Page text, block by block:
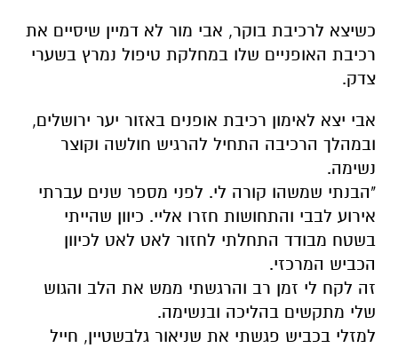
כשיצא לרכיבת בוקר, אבי מור לא דמיין שיסיים את
רכיבת האופניים שלו במחלקת טיפול נמרץ בשערי
צדק.
אבי יצא לאימון רכיבת אופנים באזור יער ירושלים,
ובמהלך הרכיבה התחיל להרגיש חולשה וקוצר
נשימה.
"הבנתי שמשהו קורה לי. לפני מספר שנים עברתי
אירוע לבבי והתחושות חזרו אליי. כיוון שהייתי
בשטח מבודד התחלתי לחזור לאט לאט לכיוון
הכביש המרכזי.
זה לקח לי זמן רב והרגשתי ממש את הלב והגוש
שלי מתקשים בהליכה ובנשימה.
למזלי בכביש פגשתי את שניאור גלבשטיין, חייל